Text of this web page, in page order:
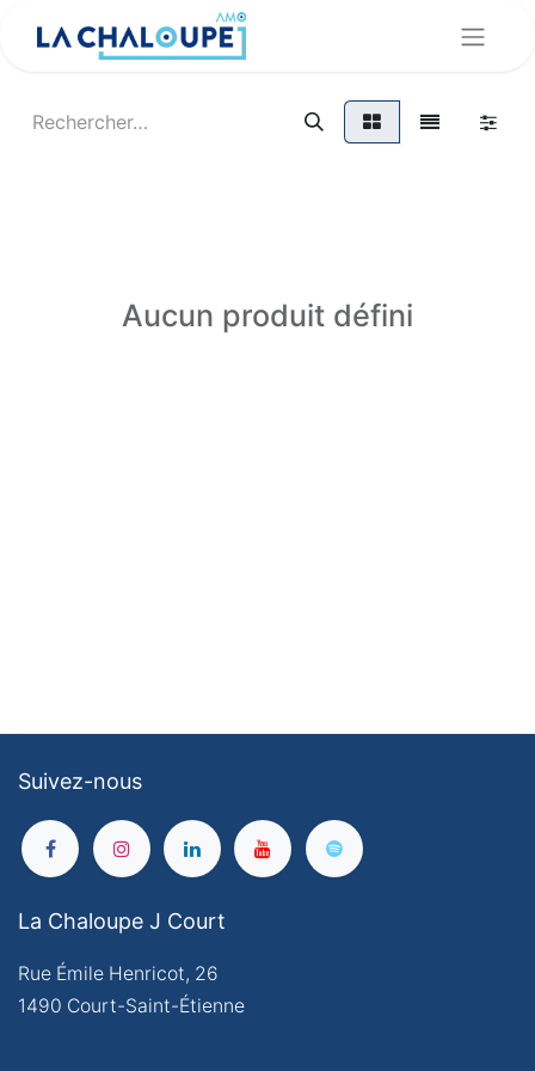
Aucun produit défini
Suivez-nous
La Chaloupe J Court
Rue Émile Henricot, 26
1490 Court-Saint-Étienne